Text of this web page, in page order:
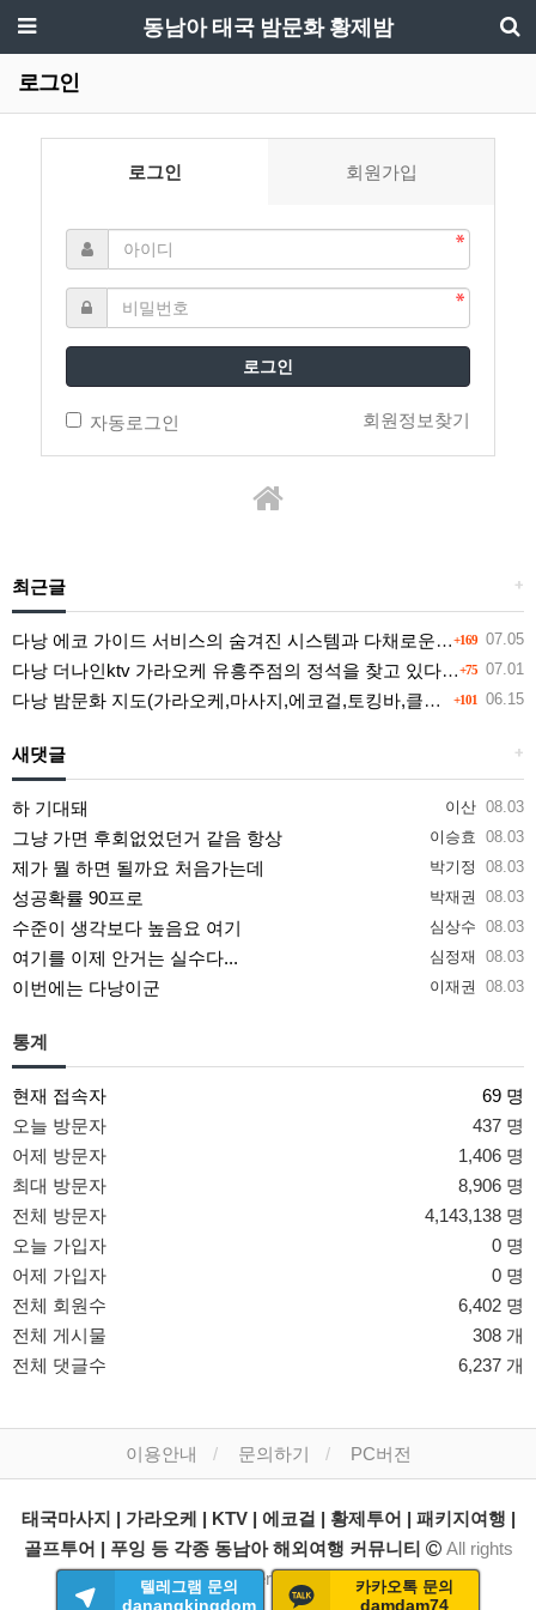
동남아 태국 밤문화 황제밤
로그인
로그인 회원가입
로그인
자동로그인 회원정보찾기
+
최근글
+169 07.05
다낭 에코 가이드 서비스의 숨겨진 시스템과 다채로운 인력 풀의 진실
+75 07.01
다낭 더나인ktv 가라오케 유흥주점의 정석을 찾고 있다면 여기
+101 06.15
다낭 밤문화 지도(가라오케,마사지,에코걸,토킹바,클럽) 유흥별 가격 및 후기공유
+
새댓글
이산 08.03
하 기대돼
이승효 08.03
그냥 가면 후회없었던거 같음 항상
박기정 08.03
제가 뭘 하면 될까요 처음가는데
박재권 08.03
성공확률 90프로
심상수 08.03
수준이 생각보다 높음요 여기
심정재 08.03
여기를 이제 안거는 실수다...
이재권 08.03
이번에는 다낭이군
통계
현재 접속자
69 명
오늘 방문자
437 명
어제 방문자
1,406 명
최대 방문자
8,906 명
전체 방문자
4,143,138 명
오늘 가입자
0 명
어제 가입자
0 명
전체 회원수
6,402 명
전체 게시물
308 개
전체 댓글수
6,237 개
텔레그램 문의
danangkingdom
카카오톡 문의
damdam74
이용안내 문의하기 PC버전
태국마사지 | 가라오케 | KTV | 에코걸 | 황제투어 | 패키지여행 |
골프투어 | 푸잉 등 각종 동남아 해외여행 커뮤니티
All rights
reserved.